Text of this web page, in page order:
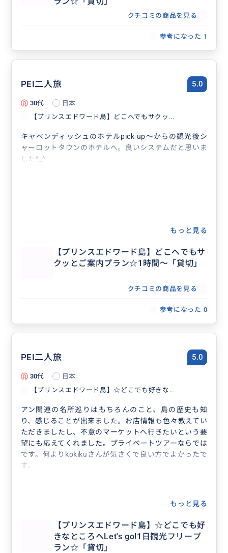
クチコミの商品を見る
参考になった 1
PEI二人旅 5.0
30代
日本
【プリンスエドワード島】どこへでもサクッ...
キャベンディッシュのホテルpick up〜からの観光後シ
ャーロットタウンのホテルへ。良いシステムだと思いま
した^_^
もっと見る
【プリンスエドワード島】どこへでもサ
クッとご案内プラン☆1時間～「貸切」
クチコミの商品を見る
参考になった 0
PEI二人旅 5.0
30代
日本
【プリンスエドワード島】☆どこでも好きな...
アン関連の名所巡りはもちろんのこと、島の歴史も知
り、感じることが出来ました。お店情報も色々教えてい
ただきましたし、不意のマーケットへ行きたいという要
望にも応えてくれました。プライベートツアーならでは
です。何よりkokikuさんが気さくで良い方でよかったで
す。
もっと見る
【プリンスエドワード島】☆どこでも好
きなところへLet's go!1日観光フリープ
ラン☆「貸切」